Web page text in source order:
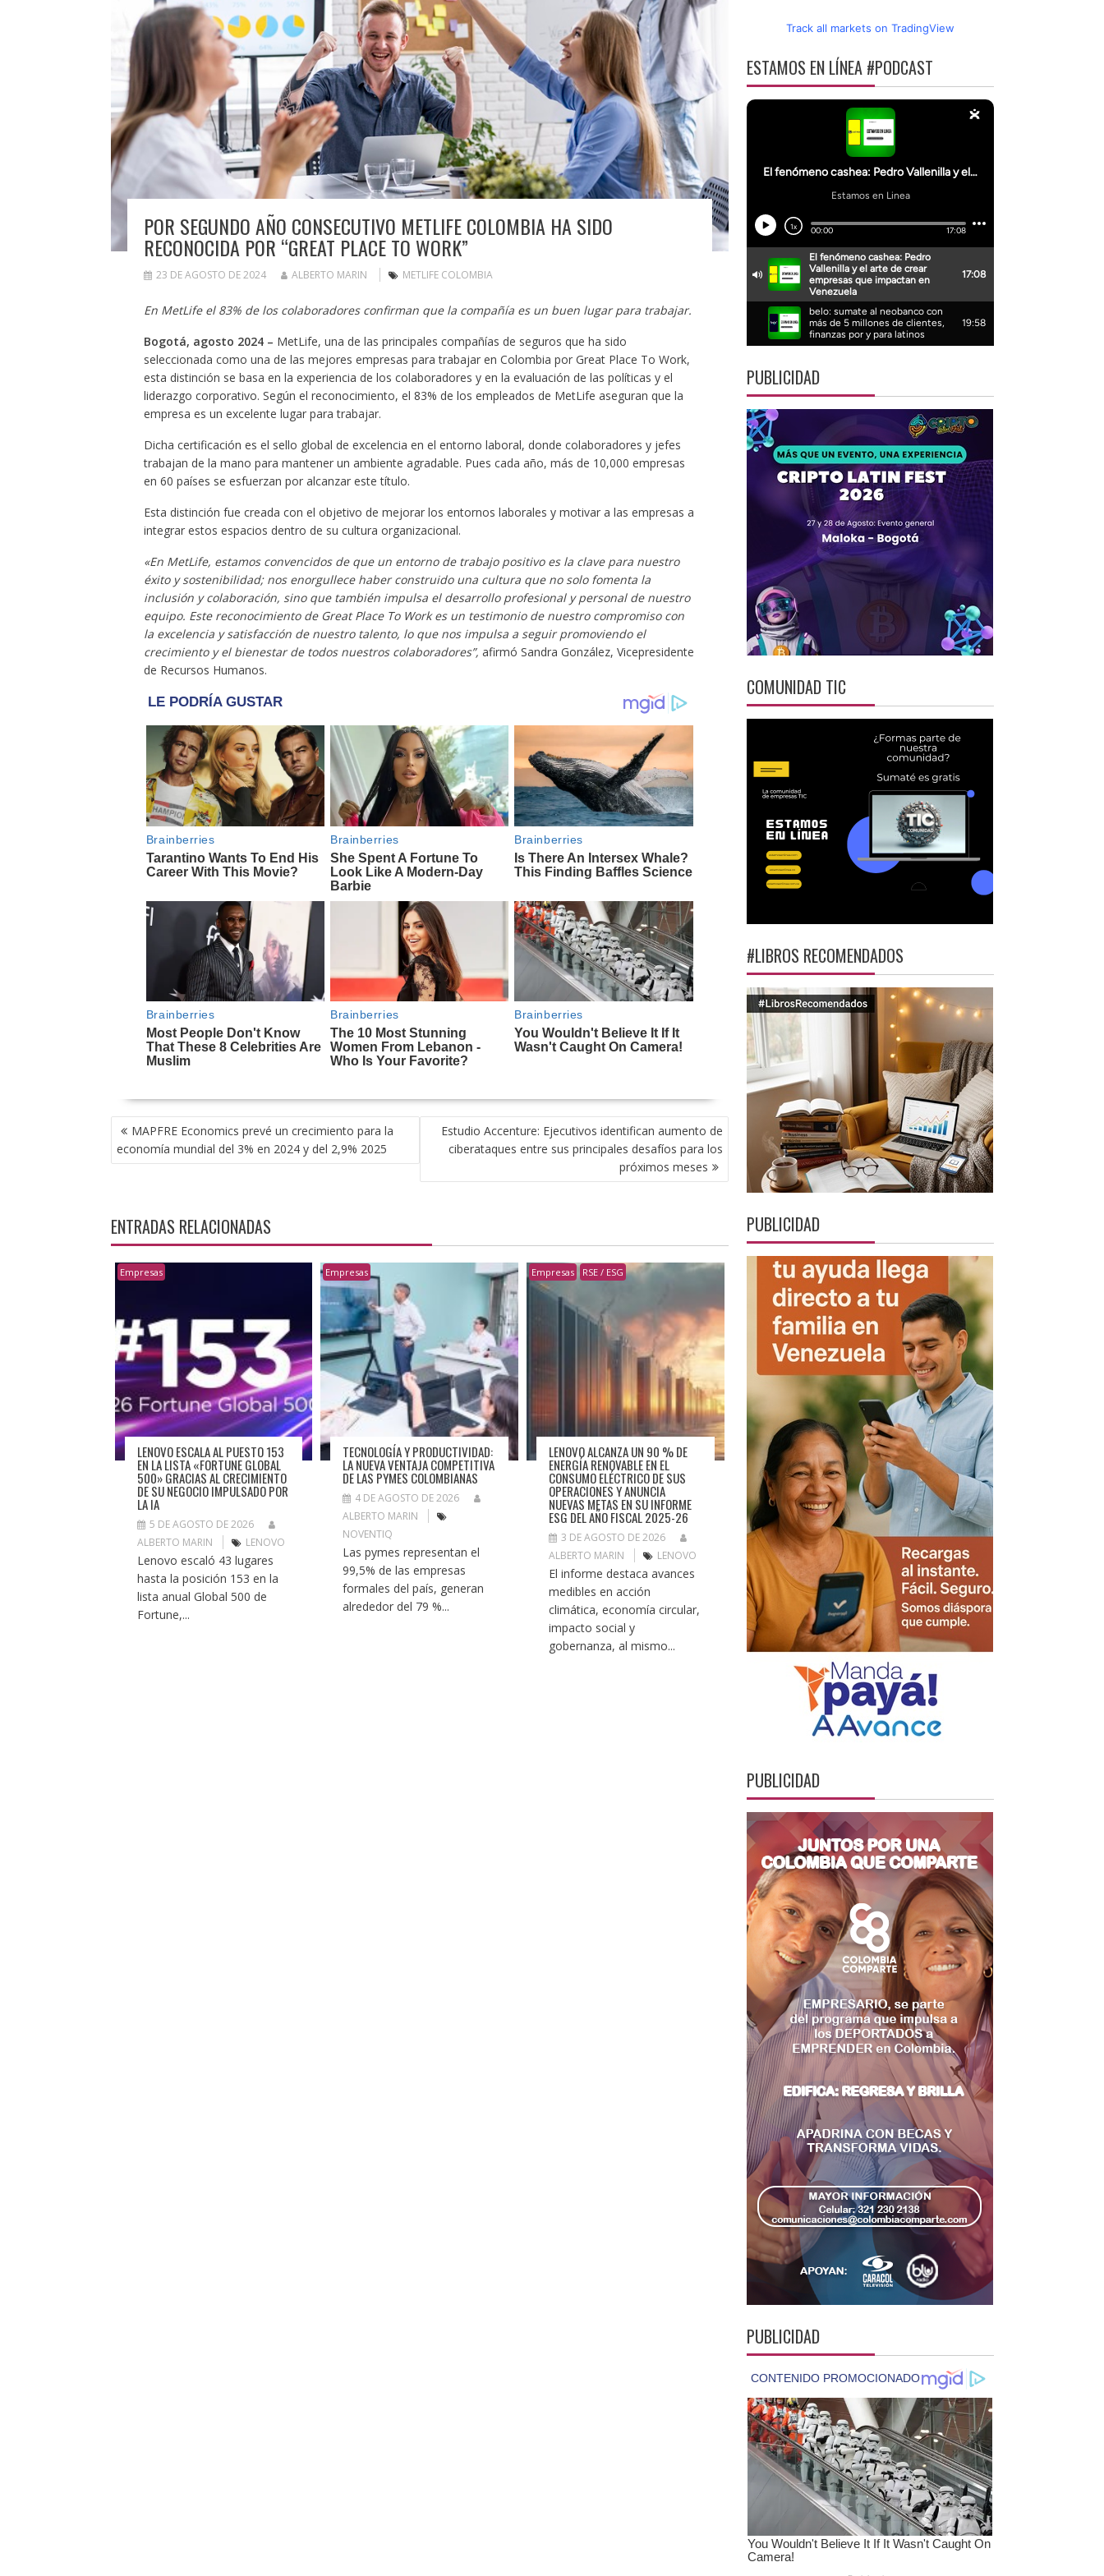
POR SEGUNDO AÑO CONSECUTIVO METLIFE COLOMBIA HA SIDO
RECONOCIDA POR “GREAT PLACE TO WORK”
23 DE AGOSTO DE 2024 ALBERTO MARIN METLIFE COLOMBIA
En MetLife el 83% de los colaboradores confirman que la compañía es un buen lugar para trabajar.
Bogotá, agosto 2024 – MetLife, una de las principales compañías de seguros que ha sido
seleccionada como una de las mejores empresas para trabajar en Colombia por Great Place To Work,
esta distinción se basa en la experiencia de los colaboradores y en la evaluación de las políticas y el
liderazgo corporativo. Según el reconocimiento, el 83% de los empleados de MetLife aseguran que la
empresa es un excelente lugar para trabajar.
Dicha certificación es el sello global de excelencia en el entorno laboral, donde colaboradores y jefes
trabajan de la mano para mantener un ambiente agradable. Pues cada año, más de 10,000 empresas
en 60 países se esfuerzan por alcanzar este título.
Esta distinción fue creada con el objetivo de mejorar los entornos laborales y motivar a las empresas a
integrar estos espacios dentro de su cultura organizacional.
«En MetLife, estamos convencidos de que un entorno de trabajo positivo es la clave para nuestro
éxito y sostenibilidad; nos enorgullece haber construido una cultura que no solo fomenta la
inclusión y colaboración, sino que también impulsa el desarrollo profesional y personal de nuestro
equipo. Este reconocimiento de Great Place To Work es un testimonio de nuestro compromiso con
la excelencia y satisfacción de nuestro talento, lo que nos impulsa a seguir promoviendo el
crecimiento y el bienestar de todos nuestros colaboradores”, afirmó Sandra González, Vicepresidente
de Recursos Humanos.
NAVEGACIÓN
DE
ENTRADAS
MAPFRE Economics prevé un crecimiento para la
economía mundial del 3% en 2024 y del 2,9% 2025
Estudio Accenture: Ejecutivos identifican aumento de
ciberataques entre sus principales desafíos para los
próximos meses
ENTRADAS RELACIONADAS
Empresas
LENOVO ESCALA AL PUESTO 153
EN LA LISTA «FORTUNE GLOBAL
500» GRACIAS AL CRECIMIENTO
DE SU NEGOCIO IMPULSADO POR
LA IA
5 DE AGOSTO DE 2026
ALBERTO MARIN
LENOVO
Lenovo escaló 43 lugares
hasta la posición 153 en la
lista anual Global 500 de
Fortune,...
Empresas
TECNOLOGÍA Y PRODUCTIVIDAD:
LA NUEVA VENTAJA COMPETITIVA
DE LAS PYMES COLOMBIANAS
4 DE AGOSTO DE 2026
ALBERTO MARIN
NOVENTIQ
Las pymes representan el
99,5% de las empresas
formales del país, generan
alrededor del 79 %...
Empresas RSE / ESG
LENOVO ALCANZA UN 90 % DE
ENERGÍA RENOVABLE EN EL
CONSUMO ELÉCTRICO DE SUS
OPERACIONES Y ANUNCIA
NUEVAS METAS EN SU INFORME
ESG DEL AÑO FISCAL 2025-26
3 DE AGOSTO DE 2026
ALBERTO MARIN
LENOVO
El informe destaca avances
medibles en acción
climática, economía circular,
impacto social y
gobernanza, al mismo...
Track all markets on TradingView
ESTAMOS EN LÍNEA #PODCAST
PUBLICIDAD
COMUNIDAD TIC
#LIBROS RECOMENDADOS
PUBLICIDAD
PUBLICIDAD
PUBLICIDAD